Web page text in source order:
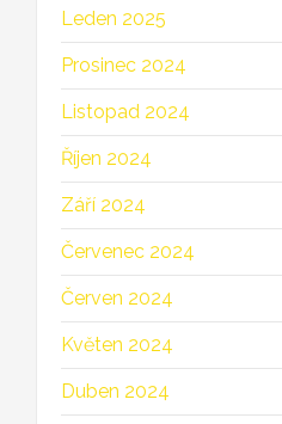
Leden 2025
Prosinec 2024
Listopad 2024
Říjen 2024
Září 2024
Červenec 2024
Červen 2024
Květen 2024
Duben 2024